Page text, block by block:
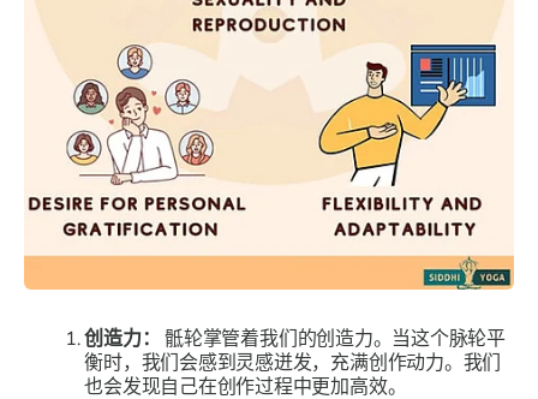
创造力：
骶轮掌管着我们的创造力。当这个脉轮平
衡时，我们会感到灵感迸发，充满创作动力。我们
也会发现自己在创作过程中更加高效。